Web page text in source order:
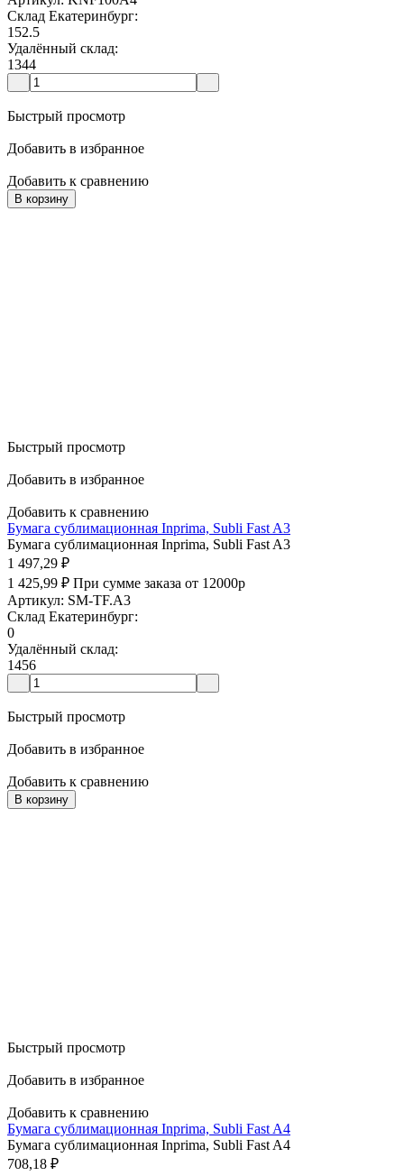
Склад Екатеринбург:
152.5
Удалённый склад:
1344
Быстрый просмотр
Добавить в избранное
Добавить к сравнению
В корзину
Быстрый просмотр
Добавить в избранное
Добавить к сравнению
Бумага сублимационная Inprima, Subli Fast A3
Бумага сублимационная Inprima, Subli Fast A3
1 497,29 ₽
1 425,99 ₽ При сумме заказа от 12000р
Артикул: SM-TF.A3
Склад Екатеринбург:
0
Удалённый склад:
1456
Быстрый просмотр
Добавить в избранное
Добавить к сравнению
В корзину
Быстрый просмотр
Добавить в избранное
Добавить к сравнению
Бумага сублимационная Inprima, Subli Fast A4
Бумага сублимационная Inprima, Subli Fast A4
708,18 ₽